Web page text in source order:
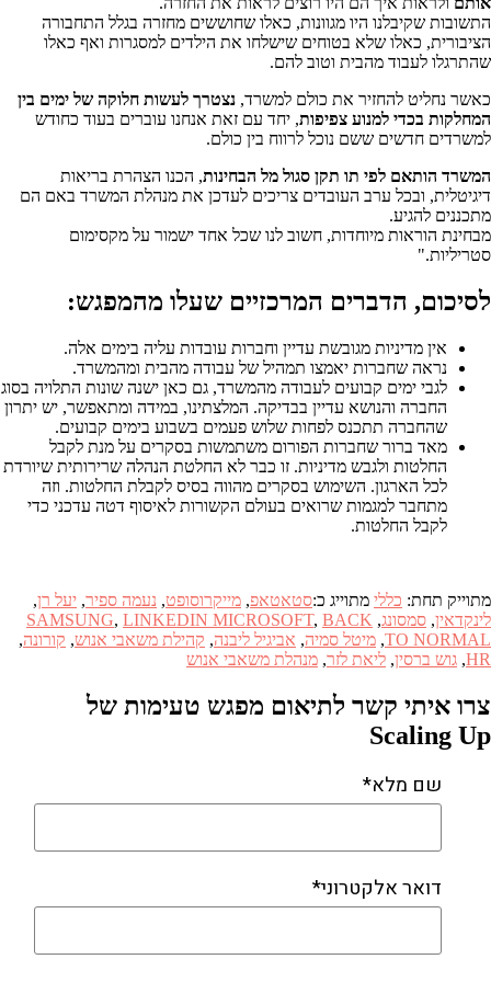
התשובות שקיבלנו היו מגוונות, כאלו שחוששים מחזרה בגלל התחבורה
הציבורית, כאלו שלא בטוחים שישלחו את הילדים למסגרות ואף כאלו
שהתרגלו לעבוד מהבית וטוב להם.
כאשר נחליט להחזיר את כולם למשרד, נצטרך לעשות חלוקה של ימים בין
המחלקות בכדי למנוע צפיפות, יחד עם זאת אנחנו עוברים בעוד כחודש
למשרדים חדשים ששם נוכל לרווח בין כולם.
המשרד הותאם לפי תו תקן סגול מל הבחינות, הכנו הצהרת בריאות
דיגיטלית, ובכל ערב העובדים צריכים לעדכן את מנהלת המשרד באם הם
מתכננים להגיע.
מבחינת הוראות מיוחדות, חשוב לנו שכל אחד ישמור על מקסימום
סטריליות."
לסיכום, הדברים המרכזיים שעלו מהמפגש:
אין מדיניות מגובשת עדיין וחברות עובדות עליה בימים אלה.
נראה שחברות יאמצו תמהיל של עבודה מהבית ומהמשרד.
לגבי ימים קבועים לעבודה מהמשרד, גם כאן ישנה שונות התלויה בסוג
החברה והנושא עדיין בבדיקה. המלצתינו, במידה ומתאפשר, יש יתרון
שהחברה תתכנס לפחות שלוש פעמים בשבוע בימים קבועים.
מאד ברור שחברות הפורום משתמשות בסקרים על מנת לקבל
החלטות ולגבש מדיניות. זו כבר לא החלטת הנהלה שרירותית שיורדת
לכל הארגון. השימוש בסקרים מהווה בסיס לקבלת החלטות. וזה
מתחבר למגמות שרואים בעולם הקשורות לאיסוף דטה עדכני כדי
לקבל החלטות.
מתוייק תחת: כללי מתוייג כ:סטאטאפ, מייקרוסופט, נעמה ספיר, יעל רן,
לינקדאין, סמסונג,
SAMSUNG, LINKEDIN MICROSOFT, BACK
TO NORMAL
, מיטל סמיה, אביגיל ליבנה, קהילת משאבי אנוש, קורונה,
HR
, גוש ברסין, ליאת לזר, מנהלת משאבי אנוש
צרו איתי קשר לתיאום מפגש טעימות של
Scaling Up
שם מלא*
דואר אלקטרוני*